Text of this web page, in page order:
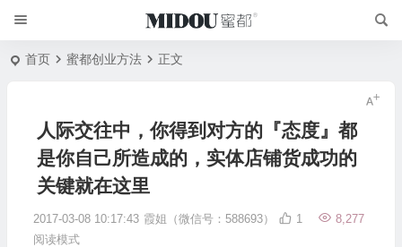
首页 蜜都创业方法 正文
人际交往中，你得到对方的『态度』都
是你自己所造成的，实体店铺货成功的
关键就在这里
2017-03-08 10:17:43 霞姐（微信号：588693） 8,277
1
阅读模式